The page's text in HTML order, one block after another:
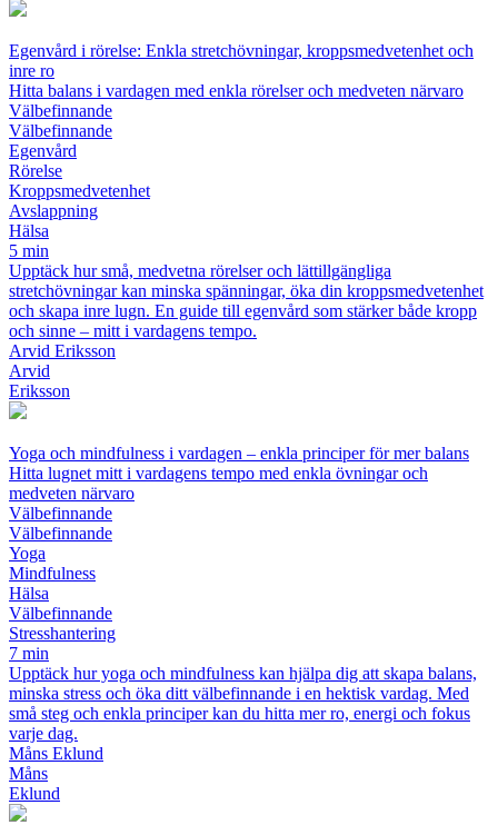
Egenvård i rörelse: Enkla stretchövningar, kroppsmedvetenhet och
inre ro
Hitta balans i vardagen med enkla rörelser och medveten närvaro
Välbefinnande
Välbefinnande
Egenvård
Rörelse
Kroppsmedvetenhet
Avslappning
Hälsa
5 min
Upptäck hur små, medvetna rörelser och lättillgängliga
stretchövningar kan minska spänningar, öka din kroppsmedvetenhet
och skapa inre lugn. En guide till egenvård som stärker både kropp
och sinne – mitt i vardagens tempo.
Arvid Eriksson
Arvid
Eriksson
Yoga och mindfulness i vardagen – enkla principer för mer balans
Hitta lugnet mitt i vardagens tempo med enkla övningar och
medveten närvaro
Välbefinnande
Välbefinnande
Yoga
Mindfulness
Hälsa
Välbefinnande
Stresshantering
7 min
Upptäck hur yoga och mindfulness kan hjälpa dig att skapa balans,
minska stress och öka ditt välbefinnande i en hektisk vardag. Med
små steg och enkla principer kan du hitta mer ro, energi och fokus
varje dag.
Måns Eklund
Måns
Eklund